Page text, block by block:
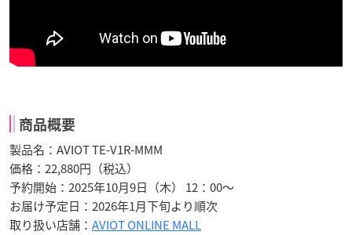
商品概要
製品名：AVIOT TE-V1R-MMM
価格：22,880円（税込）
予約開始：2025年10月9日（木） 12：00～
お届け予定日：2026年1月下旬より順次
取り扱い店舗： AVIOT ONLINE MALL